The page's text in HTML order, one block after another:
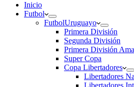
Inicio
Futbol
FutbolUruguayo
Primera División
Segunda División
Primera División
Super Copa
Copa Libertadores
Libertadores
Libertadores